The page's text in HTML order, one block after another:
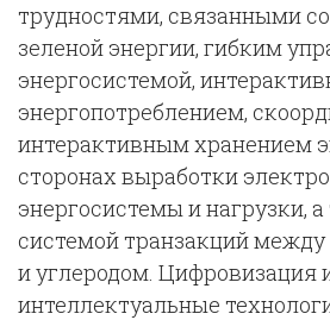
трудностями, связанными
зеленой энергии, гибким
энергосистемой,
энергопотреблением,
интерактивным хранением
сторонах выработки
энергосистемы и нагрузки,
системой транзакций
и углеродом. Цифровизация
интеллектуальные